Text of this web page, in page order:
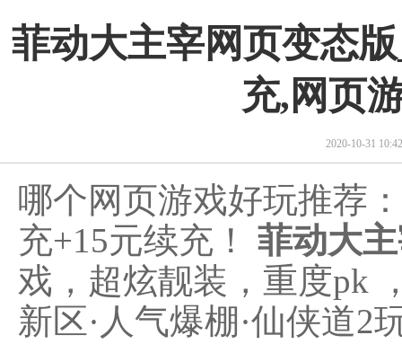
菲动大主宰网页变态
充,网页
2020-10-31
哪个网页游戏好玩推荐
充+15元续充！ 菲动大
戏，超炫靓装，重度pk
新区·人气爆棚·仙侠道2